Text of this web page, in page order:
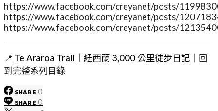
https://www.facebook.com/creyanet/posts/
https://www.facebook.com/creyanet/posts/
https://www.facebook.com/creyanet/posts/
📍 Te Araroa Trail｜紐西蘭 3,000 公里徒步日記 ｜回
到完整系列目錄
SHARE 0
SHARE 0